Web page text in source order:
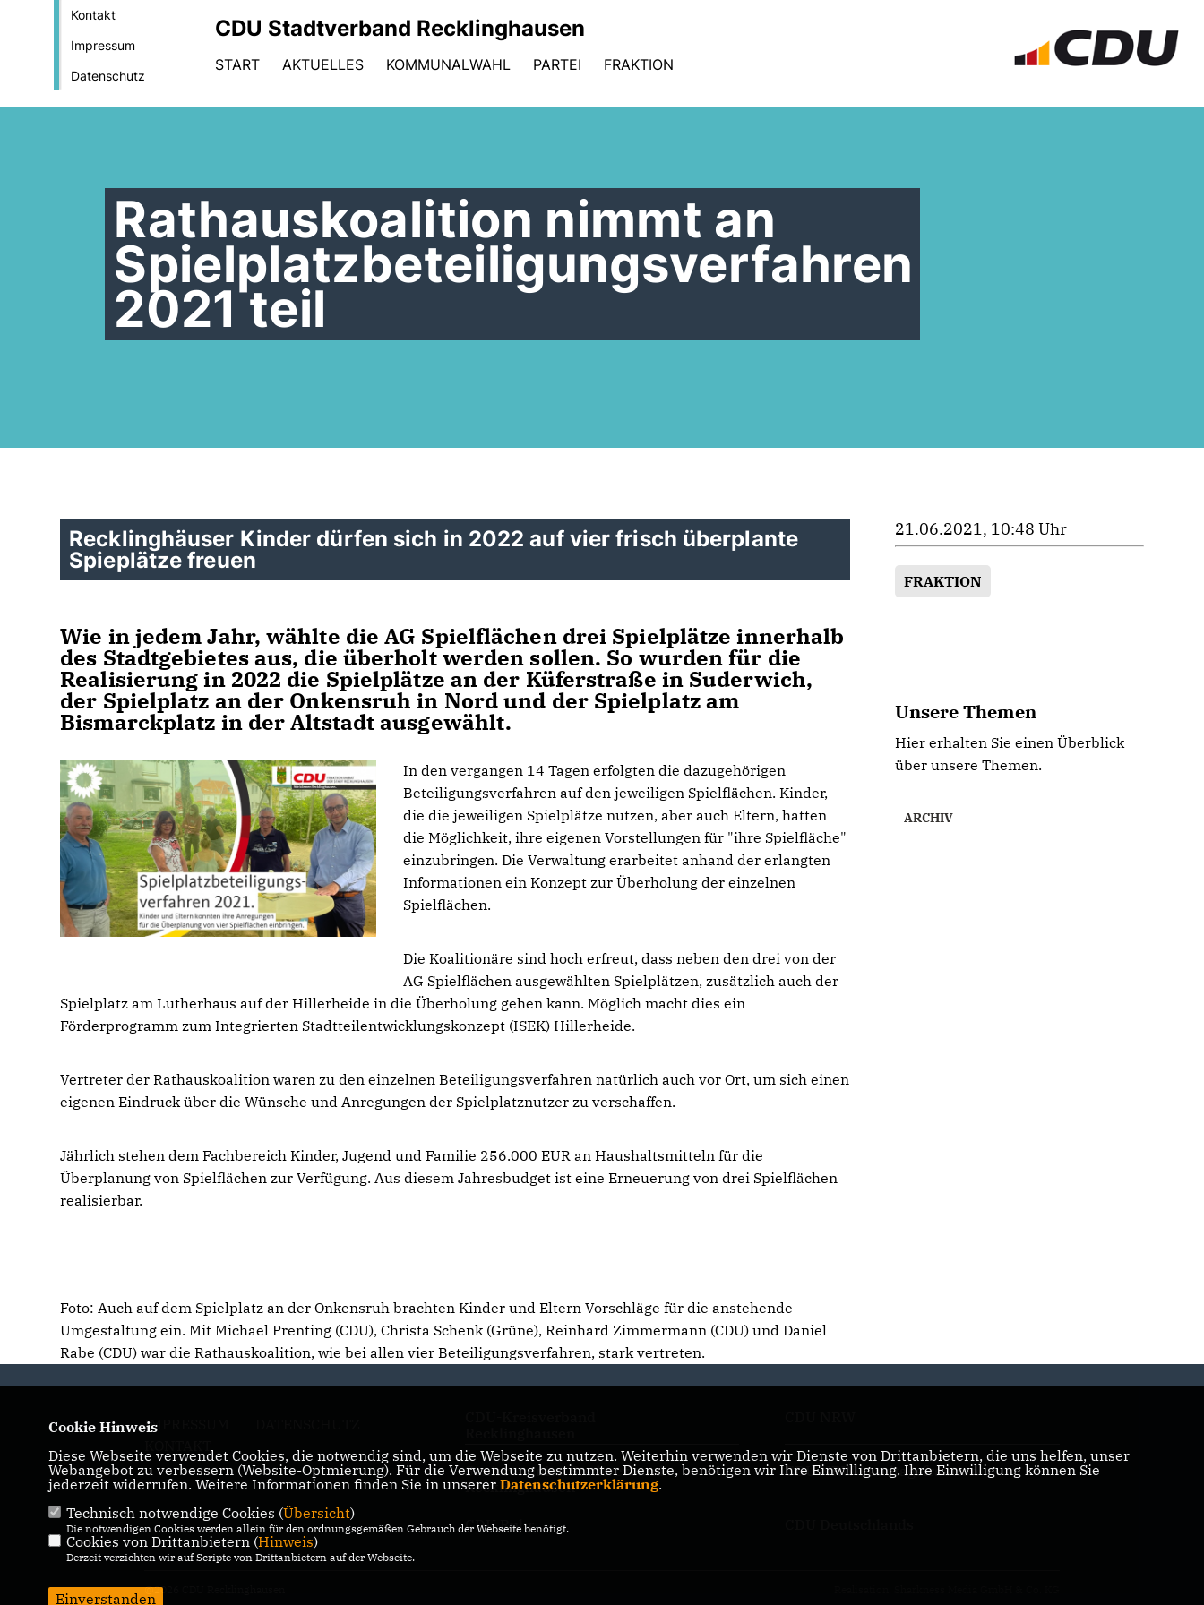
Kontakt
Impressum
Datenschutz
CDU Stadtverband Recklinghausen
START AKTUELLES KOMMUNALWAHL PARTEI FRAKTION
Rathauskoalition nimmt an
Spielplatzbeteiligungsverfahren
2021 teil
Recklinghäuser Kinder dürfen sich in 2022 auf vier frisch überplante
Spieplätze freuen
Wie in jedem Jahr, wählte die AG Spielflächen drei Spielplätze innerhalb
des Stadtgebietes aus, die überholt werden sollen. So wurden für die
Realisierung in 2022 die Spielplätze an der Küferstraße in Suderwich,
der Spielplatz an der Onkensruh in Nord und der Spielplatz am
Bismarckplatz in der Altstadt ausgewählt.
In den vergangen 14 Tagen erfolgten die dazugehörigen
Beteiligungsverfahren auf den jeweiligen Spielflächen. Kinder,
die die jeweiligen Spielplätze nutzen, aber auch Eltern, hatten
die Möglichkeit, ihre eigenen Vorstellungen für "ihre Spielfläche"
einzubringen. Die Verwaltung erarbeitet anhand der erlangten
Informationen ein Konzept zur Überholung der einzelnen
Spielflächen.
Die Koalitionäre sind hoch erfreut, dass neben den drei von der
AG Spielflächen ausgewählten Spielplätzen, zusätzlich auch der
Spielplatz am Lutherhaus auf der Hillerheide in die Überholung gehen kann. Möglich macht dies ein
Förderprogramm zum Integrierten Stadtteilentwicklungskonzept (ISEK) Hillerheide.
Vertreter der Rathauskoalition waren zu den einzelnen Beteiligungsverfahren natürlich auch vor Ort, um sich einen
eigenen Eindruck über die Wünsche und Anregungen der Spielplatznutzer zu verschaffen.
Jährlich stehen dem Fachbereich Kinder, Jugend und Familie 256.000 EUR an Haushaltsmitteln für die
Überplanung von Spielflächen zur Verfügung. Aus diesem Jahresbudget ist eine Erneuerung von drei Spielflächen
realisierbar.
Foto: Auch auf dem Spielplatz an der Onkensruh brachten Kinder und Eltern Vorschläge für die anstehende
Umgestaltung ein. Mit Michael Prenting (CDU), Christa Schenk (Grüne), Reinhard Zimmermann (CDU) und Daniel
Rabe (CDU) war die Rathauskoalition, wie bei allen vier Beteiligungsverfahren, stark vertreten.
21.06.2021, 10:48 Uhr
FRAKTION
Unsere Themen
Hier erhalten Sie einen Überblick
über unsere Themen.
ARCHIV
IMPRESSUM
KONTAKT
Seniorenunion Stadtverband
Recklinghausen
CDU Ruhr
CDU NRW Landtagsfraktion
@2026 CDU Recklinghausen
Cookie Hinweis
Diese Webseite verwendet Cookies, die notwendig sind, um die Webseite zu nutzen. Weiterhin verwenden wir Dienste von Drittanbietern, die uns helfen, unser
Webangebot zu verbessern (Website-Optmierung). Für die Verwendung bestimmter Dienste, benötigen wir Ihre Einwilligung. Ihre Einwilligung können Sie
jederzeit widerrufen. Weitere Informationen finden Sie in unserer Datenschutzerklärung.
Technisch notwendige Cookies (Übersicht)
Die notwendigen Cookies werden allein für den ordnungsgemäßen Gebrauch der Webseite benötigt.
Cookies von Drittanbietern (Hinweis)
Derzeit verzichten wir auf Scripte von Drittanbietern auf der Webseite.
Einverstanden